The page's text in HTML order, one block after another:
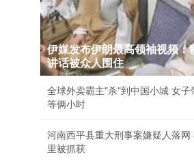
伊媒发布伊朗最高领袖视频：
讲话被众人围住
全球外卖霸主"杀"到中国小城 女子
等俩小时
河南西平县重大刑事案嫌疑人落网
里被抓获